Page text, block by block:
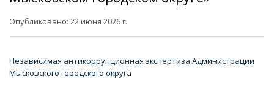
Опубликовано: 22 июня 2026 г.
Независимая антикоррупционная экспертиза Администрации
Мысковского городского округа